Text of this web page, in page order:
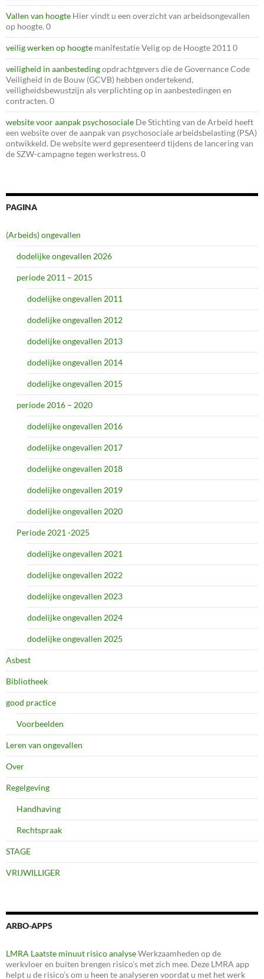
Vallen van hoogte Hier vindt u een overzicht van arbeidsongevallen
op hoogte. 0
veilig werken op hoogte manifestatie Velig op de Hoogte 2011 0
veiligheid in aanbestedingopdrachtgevers die de Governance Code
Veiligheid in de Bouw (GCVB) hebben ondertekend,
veiligheidsbewustzijn als verplichting op in aanbestedingen en
contracten. 0
website voor aanpak psychosociale De Stichting van de Arbeid heeft
een website over de aanpak van psychosociale arbeidsbelasting (PSA)
ontwikkeld. De website werd gepresenteerd tijdens de lancering van
de SZW-campagne tegen werkstress. 0
PAGINA
(Arbeids) ongevallen
dodelijke ongevallen 2026
periode 2011 – 2015
dodelijke ongevallen 2011
dodelijke ongevallen 2012
dodelijke ongevallen 2013
dodelijke ongevallen 2014
dodelijke ongevallen 2015
periode 2016 – 2020
dodelijke ongevallen 2016
dodelijke ongevallen 2017
dodelijke ongevallen 2018
dodelijke ongevallen 2019
dodelijke ongevallen 2020
Periode 2021 -2025
dodelijke ongevallen 2021
dodelijke ongevallen 2022
dodelijke ongevallen 2023
dodelijke ongevallen 2024
dodelijke ongevallen 2025
Asbest
Bibliotheek
good practice
Voorbeelden
Leren van ongevallen
Over
Regelgeving
Handhaving
Rechtspraak
STAGE
VRIJWILLIGER
ARBO-APPS
LMRA Laatste minuut risico analyseWerkzaamheden op de
werkvloer en buiten brengen risico’s met zich mee. Deze LMRA app
helpt u de risico’s om u heen te analyseren voordat u met het werk